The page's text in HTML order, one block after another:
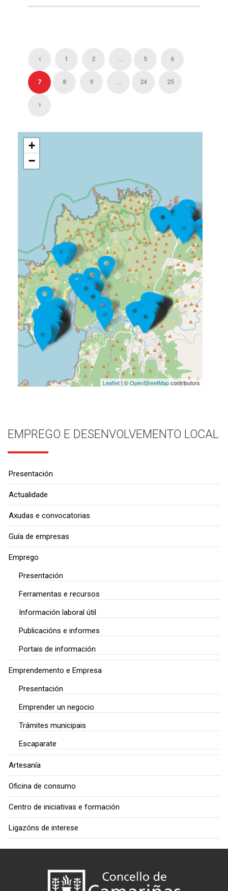
1 2 ... 5 6
7 8 9 ... 24 25
+
−
Leaflet| ©OpenStreetMapcontributors
EMPREGO E DESENVOLVEMENTO LOCAL
Presentación
Actualidade
Axudas e convocatorias
Guía de empresas
Emprego
Presentación
Ferramentas e recursos
Información laboral útil
Publicacións e informes
Portais de información
Emprendemento e Empresa
Presentación
Emprender un negocio
Trámites municipais
Escaparate
Artesanía
Oficina de consumo
Centro de iniciativas e formación
Ligazóns de interese